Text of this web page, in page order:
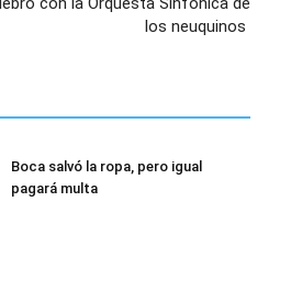
los neuquinos
Boca salvó la ropa, pero igual
pagará multa